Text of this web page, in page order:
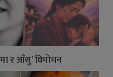
र आँसु’ विमोचन